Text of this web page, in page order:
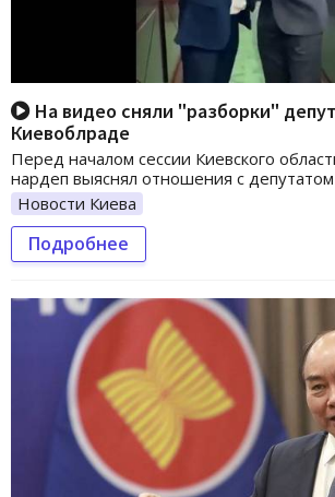
На видео сняли "разборки"
Киевоблраде
Перед началом сессии Киевского
нардеп выяснял отношения с
Новости Киева
Подробнее